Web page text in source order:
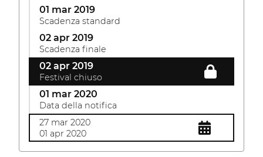
01 mar 2019
Scadenza standard
02 apr 2019
Scadenza finale
02 apr 2019
Festival chiuso
01 mar 2020
Data della notifica
27 mar 2020
01 apr 2020